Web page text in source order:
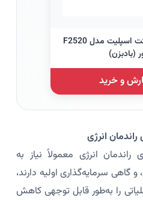
بلوور فن کویل و داکت اسپلیت مدل F2520
(بادبزن)
و خرید
انرژی
انرژی معمولاً نیاز به
سرمایه‌گذاری اولیه دارند،
را به‌طور قابل توجهی کاهش